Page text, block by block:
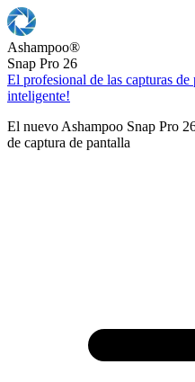
Ashampoo®
Snap Pro 26
El profesional de las capturas de
inteligente!
El nuevo Ashampoo Snap Pro
de captura de pantalla